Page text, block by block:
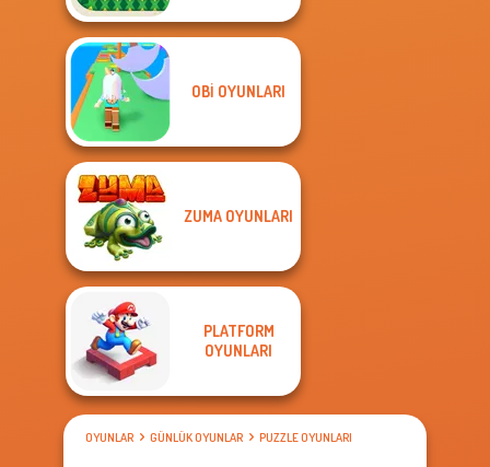
OBI OYUNLARI
ZUMA OYUNLARI
PLATFORM
OYUNLARI
OYUNLAR GÜNLÜK OYUNLAR PUZZLE OYUNLARI